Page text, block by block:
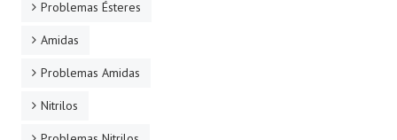
Problemas Ésteres
Amidas
Problemas Amidas
Nitrilos